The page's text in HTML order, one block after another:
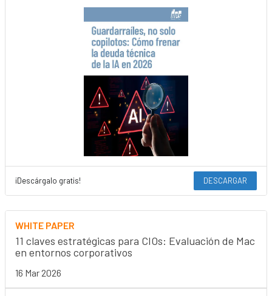
¡Descárgalo gratis! DESCARGAR
WHITE PAPER
11 claves estratégicas para CIOs: Evaluación de Mac
en entornos corporativos
16 Mar 2026